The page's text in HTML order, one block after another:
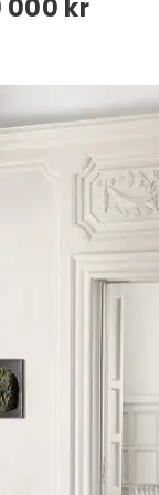
000 kr